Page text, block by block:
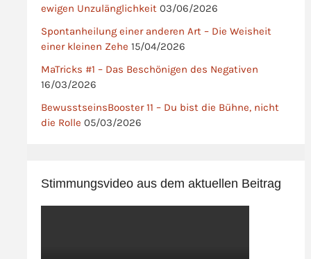
ewigen Unzulänglichkeit 03/06/2026
Spontanheilung einer anderen Art – Die Weisheit
einer kleinen Zehe 15/04/2026
MaTricks #1 – Das Beschönigen des Negativen
16/03/2026
BewusstseinsBooster 11 – Du bist die Bühne, nicht
die Rolle 05/03/2026
Stimmungsvideo aus dem aktuellen Beitrag